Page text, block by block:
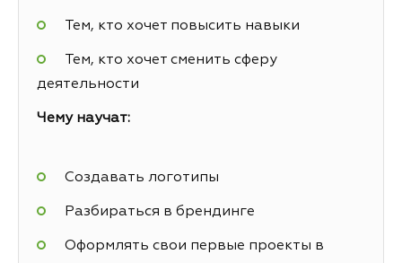
Тем, кто хочет повысить навыки
Тем, кто хочет сменить сферу
деятельности
Чему научат:
Создавать логотипы
Разбираться в брендинге
Оформлять свои первые проекты в